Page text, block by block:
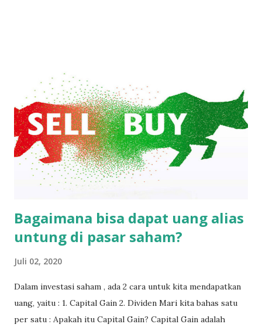
terkandung bisnis di dalamnya. 2. Pengetahuan (Knowledge)
Hampir semua orang-orang yang berhasil di pasar saham
adalah orang-orang yang gemar membaca. Bahkan Warren
Buffett , orang terkaya nomor 3 di dunia, setiap hari
menghabiskan waktunya dengan banyak membaca. Jangan
asal ikut-ikutan ketika orang lain beli saham apa, kita ikut
juga tanpa ada dasar yang jelas. 3. Kecerdasan Emosional Ini
adalah salah satu faktor yang sangat menentukan...
Bagaimana bisa dapat uang alias
untung di pasar saham?
Juli 02, 2020
Dalam investasi saham , ada 2 cara untuk kita mendapatkan
uang, yaitu : 1. Capital Gain 2. Dividen Mari kita bahas satu
per satu : Apakah itu Capital Gain? Capital Gain adalah